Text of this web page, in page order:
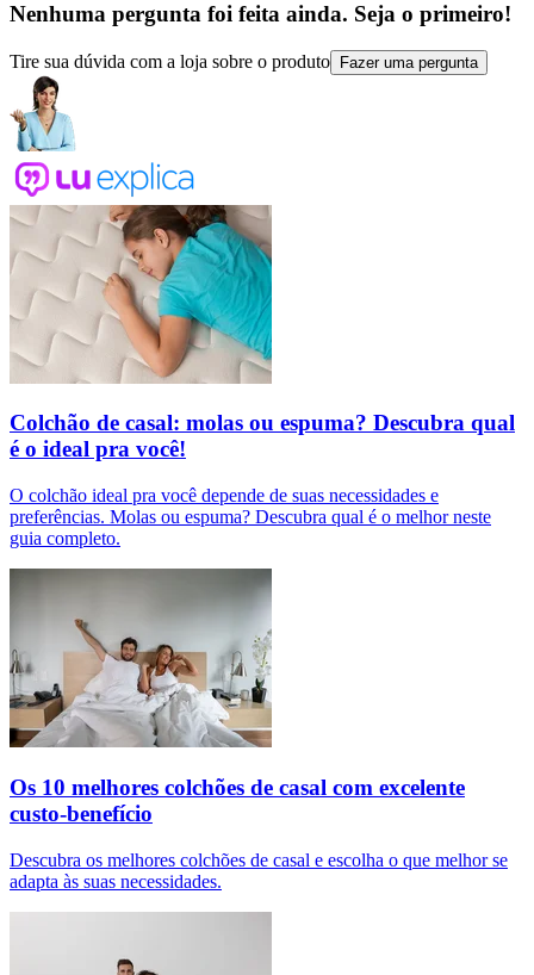
Nenhuma pergunta foi feita ainda. Seja o primeiro!
Tire sua dúvida com a loja sobre o produto Fazer uma pergunta
Colchão de casal: molas ou espuma? Descubra qual
é o ideal pra você!
O colchão ideal pra você depende de suas necessidades e
preferências. Molas ou espuma? Descubra qual é o melhor neste
guia completo.
Os 10 melhores colchões de casal com excelente
custo-benefício
Descubra os melhores colchões de casal e escolha o que melhor se
adapta às suas necessidades.